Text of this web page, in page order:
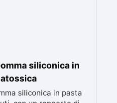
siliconica in
siliconica in pasta